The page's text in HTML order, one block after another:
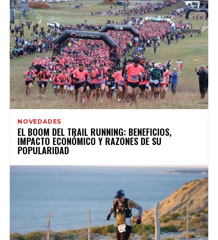
NOVEDADES
EL BOOM DEL TRAIL RUNNING: BENEFICIOS,
IMPACTO ECONÓMICO Y RAZONES DE SU
POPULARIDAD